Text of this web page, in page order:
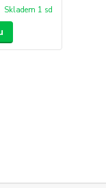
Skladem 1 sd